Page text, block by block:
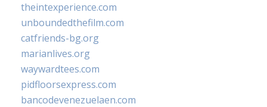
theintexperience.com
unboundedthefilm.com
catfriends-bg.org
marianlives.org
waywardtees.com
pidfloorsexpress.com
bancodevenezuelaen.com